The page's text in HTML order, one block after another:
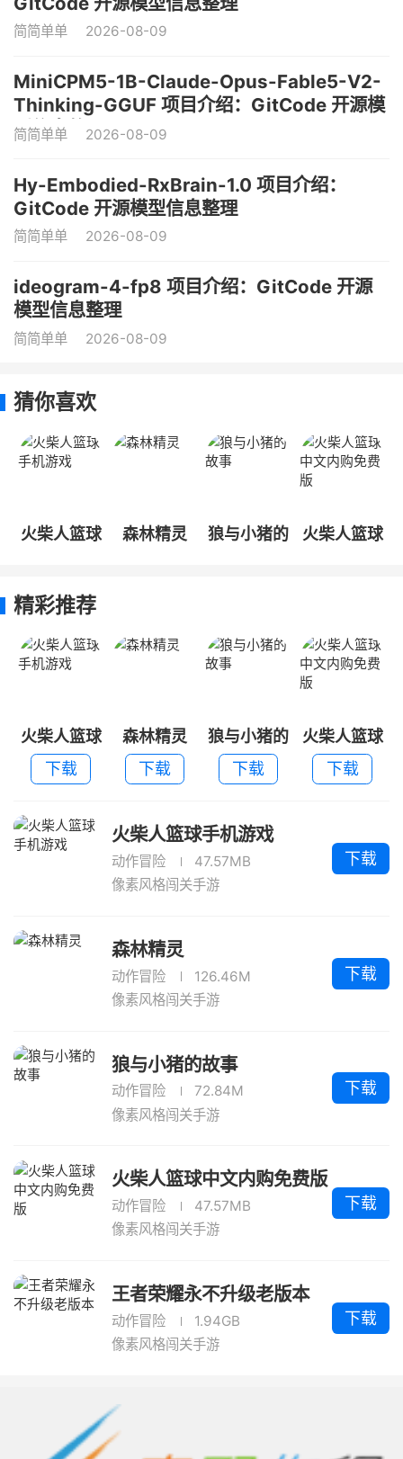
简简单单 2026-08-09
MiniCPM5-1B-Claude-Opus-Fable5-V2-
Thinking-GGUF 项目介绍：GitCode 开源模
型信息整理
简简单单 2026-08-09
Hy-Embodied-RxBrain-1.0 项目介绍：
GitCode 开源模型信息整理
简简单单 2026-08-09
ideogram-4-fp8 项目介绍：GitCode 开源
模型信息整理
简简单单 2026-08-09
猜你喜欢
火柴人篮球
森林精灵
狼与小猪的
火柴人篮球
精彩推荐
火柴人篮球
手机游戏
下载
森林精灵
下载
狼与小猪的
故事
下载
火柴人篮球
中文内购免
费版
下载
火柴人篮球手机游戏
动作冒险
47.57MB
像素风格闯关手游
下载
森林精灵
动作冒险
126.46M
像素风格闯关手游
下载
狼与小猪的故事
动作冒险
72.84M
像素风格闯关手游
下载
火柴人篮球中文内购免费版
动作冒险
47.57MB
像素风格闯关手游
下载
王者荣耀永不升级老版本
动作冒险
1.94GB
像素风格闯关手游
下载